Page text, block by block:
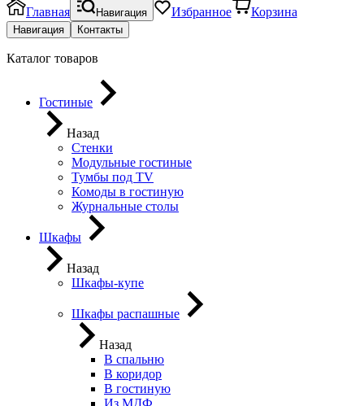
Главная Навигация Избранное Корзина
Навигация Контакты
Каталог товаров
Гостиные
Назад
Стенки
Модульные гостиные
Тумбы под ТV
Комоды в гостиную
Журнальные столы
Шкафы
Назад
Шкафы-купе
Шкафы распашные
Назад
В спальню
В коридор
В гостиную
Из МДФ